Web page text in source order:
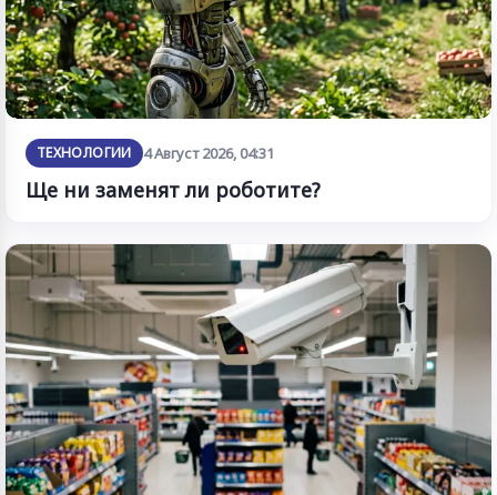
ТЕХНОЛОГИИ 4 Август 2026, 04:31
Ще ни заменят ли роботите?